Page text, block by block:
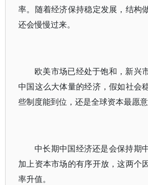
率。随着经济保持稳定发展，结构
还会慢慢过来。
欧美市场已经处于饱和，新兴
中国这么大体量的经济，假如社会
些制度能到位，还是全球资本最愿意
中长期中国经济还是会保持期
加上资本市场的有序开放，这两个
率升值。